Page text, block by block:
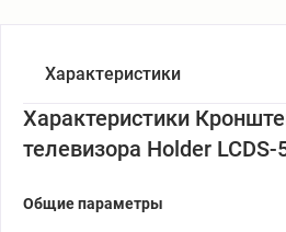
Характеристики
Характеристики
телевизора Holder
Общие параметры